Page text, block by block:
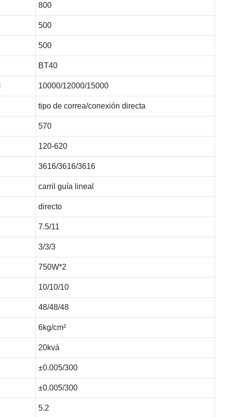
800
500
500
BT40
10000/12000/15000
tipo de correa/conexión directa
570
120-620
3616/3616/3616
carril guía lineal
directo
7.5/11
3/3/3
750W*2
10/10/10
48/48/48
6kg/cm²
20kvá
±0.005/300
±0.005/300
5.2